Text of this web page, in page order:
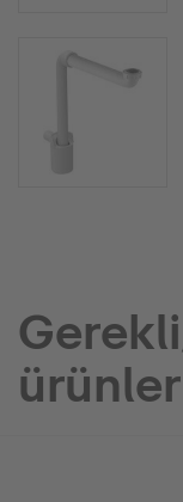
ürünler